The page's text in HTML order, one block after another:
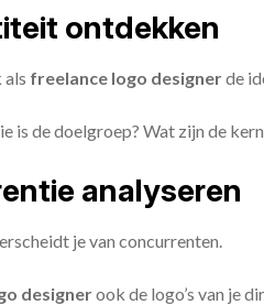
ontdekken
als freelance logo designerde
is de doelgroep? Wat zijn de
analyseren
je van concurrenten.
designerook de logo’s van je